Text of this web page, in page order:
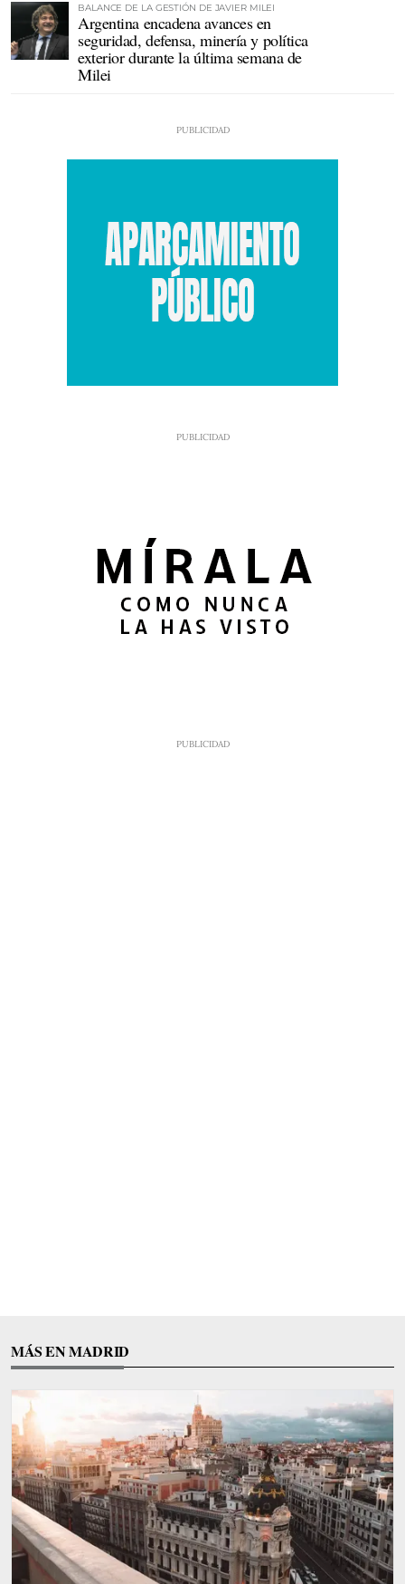
BALANCE DE LA GESTIÓN DE JAVIER MILEI
Argentina encadena avances en
seguridad, defensa, minería y política
exterior durante la última semana de
Milei
MÁS EN MADRID